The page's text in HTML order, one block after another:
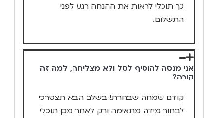
כך תוכלי לראות את ההנחה רגע לפני
התשלום.
אני מנסה להוסיף לסל ולא מצליחה, למה זה
קורה?
קודם שמחה שבחרת! בשלב הבא תצטרכי
לבחור מידה מתאימה ורק לאחר מכן תוכלי